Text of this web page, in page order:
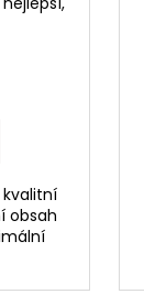
kvalitní
obsah